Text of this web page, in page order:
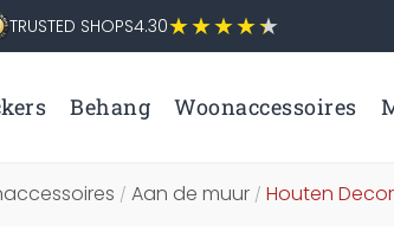
TRUSTED SHOPS4.30
Behang Woonaccessoires
/ Aan de muur/ Houten